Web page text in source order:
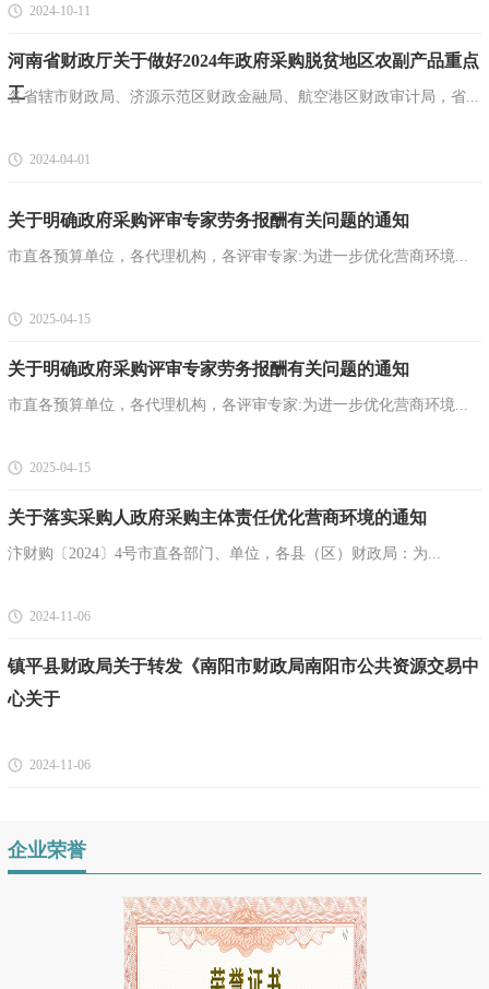
2024-10-11
河南省财政厅关于做好2024年政府采购脱贫地区农副产品重点
工
各省辖市财政局、济源示范区财政金融局、航空港区财政审计局，省...
2024-04-01
关于明确政府采购评审专家劳务报酬有关问题的通知
市直各预算单位，各代理机构，各评审专家:为进一步优化营商环境...
2025-04-15
关于明确政府采购评审专家劳务报酬有关问题的通知
市直各预算单位，各代理机构，各评审专家:为进一步优化营商环境...
2025-04-15
关于落实采购人政府采购主体责任优化营商环境的通知
汴财购〔2024〕4号市直各部门、单位，各县（区）财政局：为...
2024-11-06
镇平县财政局关于转发《南阳市财政局南阳市公共资源交易中
心关于
2024-11-06
企业荣誉